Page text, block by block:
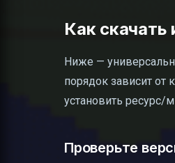
Как
Ниже —
порядок зависит от
установить ресурс/
Проверьте